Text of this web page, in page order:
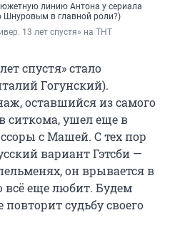
линию Антона у сериала
Шнуровым в главной роли?)
13 лет спустя» на ТНТ
спустя» стало
Гогунский).
оставшийся из самого
ситкома, ушел еще в
с Машей. С тех пор
вариант Гэтсби —
он врывается в
еще любит. Будем
повторит судьбу своего